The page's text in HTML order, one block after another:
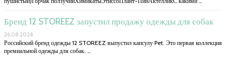
Бренд 12 STOREEZ запустил продажу одежды для собак
26.08.2024
Российский бренд одежды 12 STOREEZ выпустил капсулу Pet. Это первая коллекция
премиальной одежды для собак. …